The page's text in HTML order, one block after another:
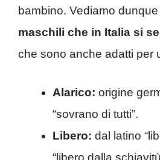
bambino. Vediamo
maschili che in Italia si
che sono anche adatti per
Alarico: origine
“sovrano di tutti”.
Libero: dal latino
“libero dalla